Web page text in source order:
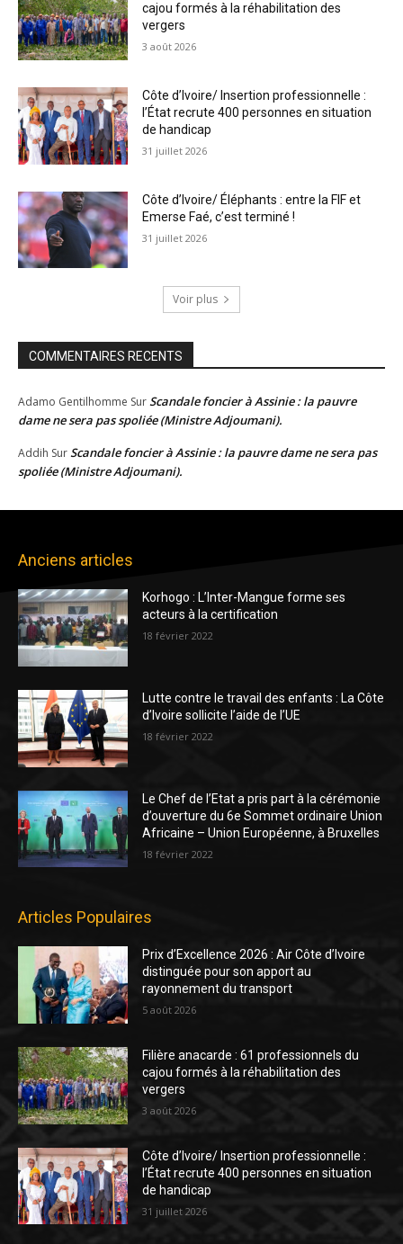
cajou formés à la réhabilitation des
vergers
3 août 2026
Côte d’Ivoire/ Insertion professionnelle :
l’État recrute 400 personnes en situation
de handicap
31 juillet 2026
Côte d’Ivoire/ Éléphants : entre la FIF et
Emerse Faé, c’est terminé !
31 juillet 2026
Voir plus
COMMENTAIRES RECENTS
Adamo Gentilhomme SurScandale foncier à Assinie : la pauvre
dame ne sera pas spoliée (Ministre Adjoumani).
Addih SurScandale foncier à Assinie : la pauvre dame ne sera pas
spoliée (Ministre Adjoumani).
Anciens articles
Korhogo : L’Inter-Mangue forme ses
acteurs à la certification
18 février 2022
Lutte contre le travail des enfants : La Côte
d’Ivoire sollicite l’aide de l’UE
18 février 2022
Le Chef de l’Etat a pris part à la cérémonie
d’ouverture du 6e Sommet ordinaire Union
Africaine – Union Européenne, à Bruxelles
18 février 2022
Articles Populaires
Prix d’Excellence 2026 : Air Côte d’Ivoire
distinguée pour son apport au
rayonnement du transport
5 août 2026
Filière anacarde : 61 professionnels du
cajou formés à la réhabilitation des
vergers
3 août 2026
Côte d’Ivoire/ Insertion professionnelle :
l’État recrute 400 personnes en situation
de handicap
31 juillet 2026